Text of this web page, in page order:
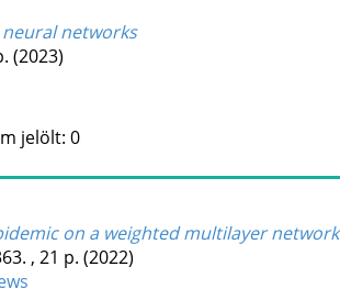
networks
(2023)
jelölt: 0
on a weighted multilayer network
, 21 p. (2022)